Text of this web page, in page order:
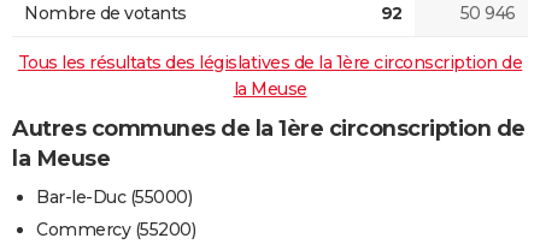
Nombre de votants 92 50 946
Tous les résultats des législatives de la 1ère circonscription de
la Meuse
Autres communes de la 1ère circonscription de
la Meuse
Bar-le-Duc (55000)
Commercy (55200)